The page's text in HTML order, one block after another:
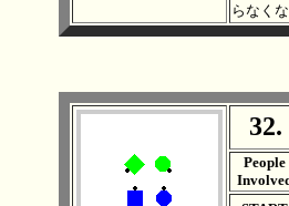
らなく
People